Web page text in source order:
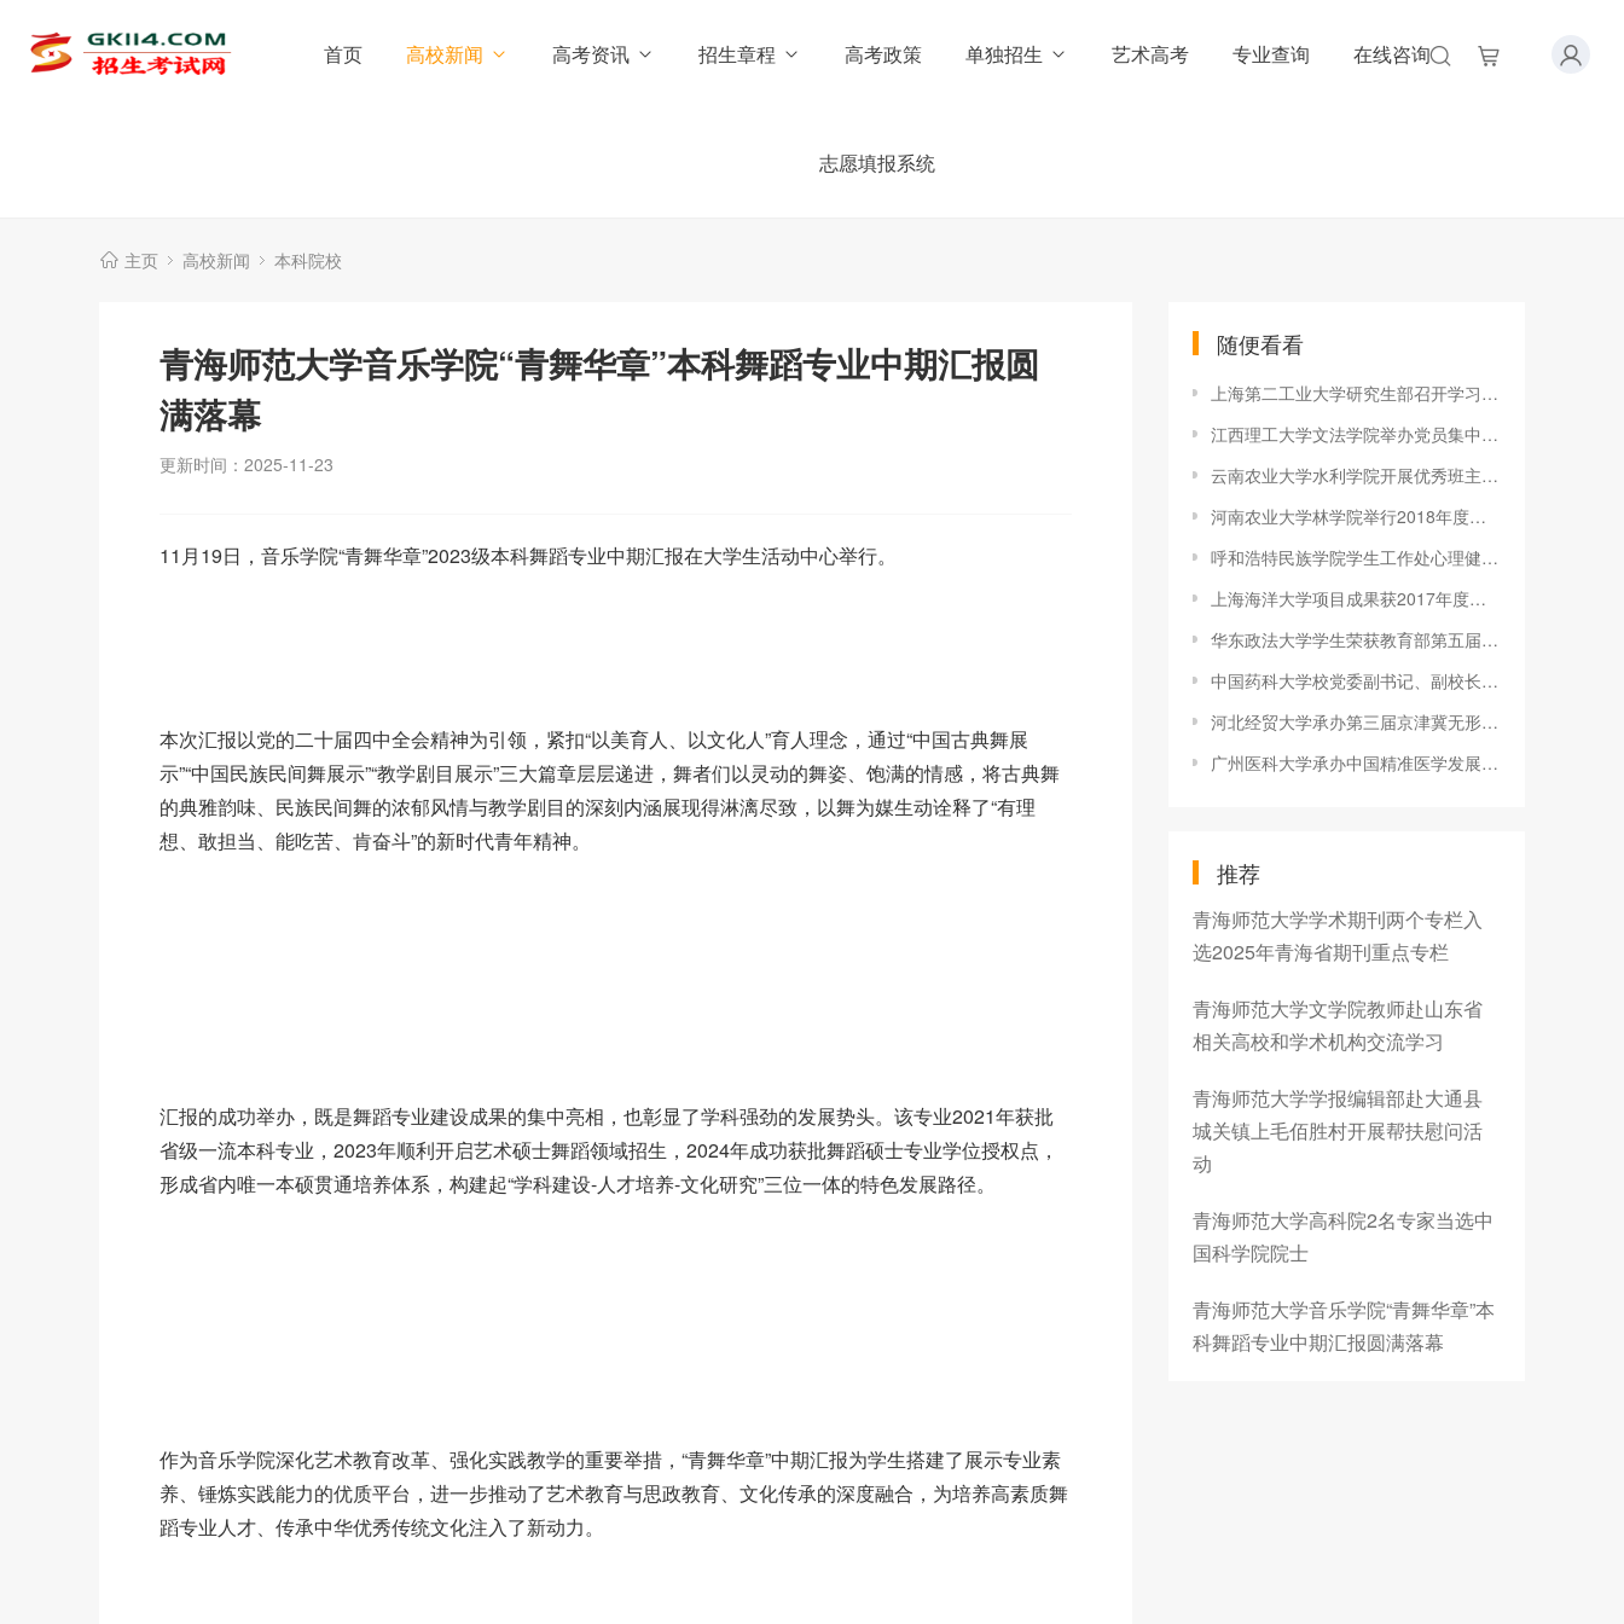
首页 高校新闻 高考资讯 招生章程 高考政策 单独招生 艺术高考 专业查询 在线咨询
志愿填报系统
主页 高校新闻 本科院校
青海师范大学音乐学院“青舞华章”本科舞蹈专业中期汇报圆
满落幕
更新时间：2025-11-23
11月19日，音乐学院“青舞华章”2023级本科舞蹈专业中期汇报在大学生活动中心举行。
本次汇报以党的二十届四中全会精神为引领，紧扣“以美育人、以文化人”育人理念，通过“中国古典舞展
示”“中国民族民间舞展示”“教学剧目展示”三大篇章层层递进，舞者们以灵动的舞姿、饱满的情感，将古典舞
的典雅韵味、民族民间舞的浓郁风情与教学剧目的深刻内涵展现得淋漓尽致，以舞为媒生动诠释了“有理
想、敢担当、能吃苦、肯奋斗”的新时代青年精神。
汇报的成功举办，既是舞蹈专业建设成果的集中亮相，也彰显了学科强劲的发展势头。该专业2021年获批
省级一流本科专业，2023年顺利开启艺术硕士舞蹈领域招生，2024年成功获批舞蹈硕士专业学位授权点，
形成省内唯一本硕贯通培养体系，构建起“学科建设-人才培养-文化研究”三位一体的特色发展路径。
作为音乐学院深化艺术教育改革、强化实践教学的重要举措，“青舞华章”中期汇报为学生搭建了展示专业素
养、锤炼实践能力的优质平台，进一步推动了艺术教育与思政教育、文化传承的深度融合，为培养高素质舞
蹈专业人才、传承中华优秀传统文化注入了新动力。
随便看看
上海第二工业大学研究生部召开学习贯彻全国教育大会精神师生座谈
江西理工大学文法学院举办党员集中轮训专题讲座
云南农业大学水利学院开展优秀班主任管理经验交流座谈会
河南农业大学林学院举行2018年度优秀教师课堂教学观摩会
呼和浩特民族学院学生工作处心理健康辅导中心工作人员赴内蒙古工
上海海洋大学项目成果获2017年度海洋科学技术奖二等奖
华东政法大学学生荣获教育部第五届“助学·筑梦·铸人” 系列主
中国药科大学校党委副书记、副校长王正华率队赴山西开展招生宣传
河北经贸大学承办第三届京津冀无形资产与科技创新智库联盟高峰论
广州医科大学承办中国精准医学发展战略高峰论坛
推荐
青海师范大学学术期刊两个专栏入
选2025年青海省期刊重点专栏
青海师范大学文学院教师赴山东省
相关高校和学术机构交流学习
青海师范大学学报编辑部赴大通县
城关镇上毛佰胜村开展帮扶慰问活
动
青海师范大学高科院2名专家当选中
国科学院院士
青海师范大学音乐学院“青舞华章”本
科舞蹈专业中期汇报圆满落幕